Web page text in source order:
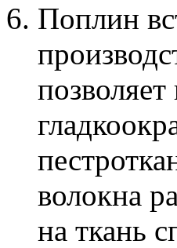
Поплин
волокна
на ткань